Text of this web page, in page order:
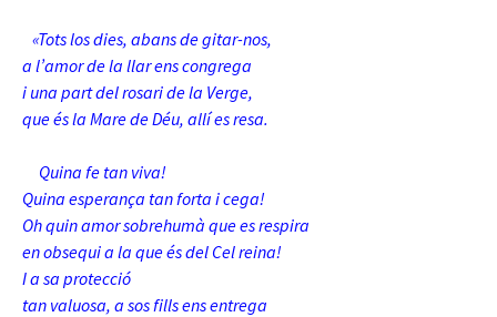
«Tots los dies, abans de gitar-nos,
a l’amor de la llar ens congrega
i una part del rosari de la Verge,
que és la Mare de Déu, allí es resa.
Quina fe tan viva!
Quina esperança tan forta i cega!
Oh quin amor sobrehumà que es respira
en obsequi a la que és del Cel reina!
I a sa protecció
tan valuosa, a sos fills ens entrega